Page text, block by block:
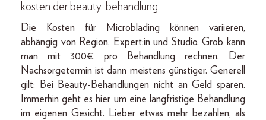
kosten der beauty-behandlung
Die Kosten für Microblading können variieren,
abhängig von Region, Expert:in und Studio. Grob kann
man mit 300€ pro Behandlung rechnen. Der
Nachsorgetermin ist dann meistens günstiger. Generell
gilt: Bei Beauty-Behandlungen nicht an Geld sparen.
Immerhin geht es hier um eine langfristige Behandlung
im eigenen Gesicht. Lieber etwas mehr bezahlen, als